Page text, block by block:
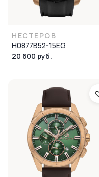
НЕСТЕРОВ
H0877B52-15EG
20 600 руб.